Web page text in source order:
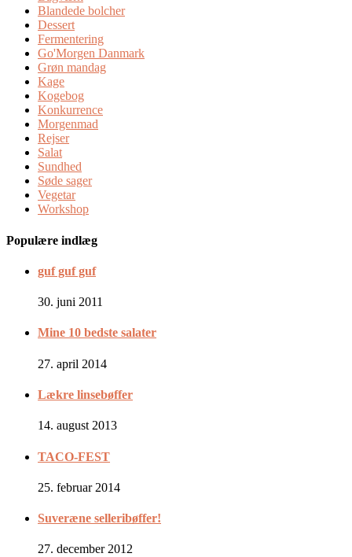
Blandede bolcher
Dessert
Fermentering
Go'Morgen Danmark
Grøn mandag
Kage
Kogebog
Konkurrence
Morgenmad
Rejser
Salat
Sundhed
Søde sager
Vegetar
Workshop
Populære indlæg
guf guf guf
30. juni 2011
Mine 10 bedste salater
27. april 2014
Lækre linsebøffer
14. august 2013
TACO-FEST
25. februar 2014
Suveræne selleribøffer!
27. december 2012